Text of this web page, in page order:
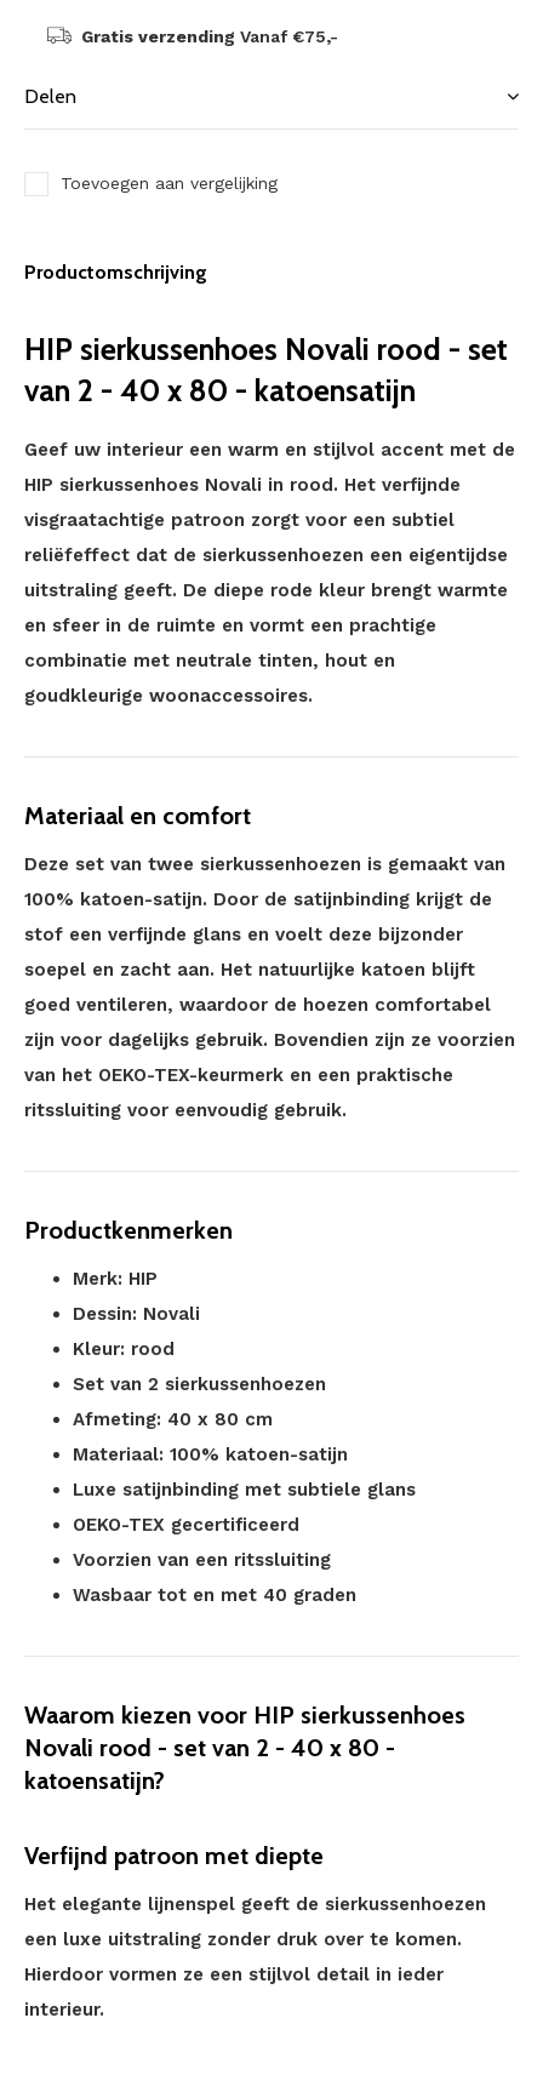
Gratis verzending Vanaf €75,-
Delen
Toevoegen aan vergelijking
Productomschrijving
HIP sierkussenhoes Novali rood - set
van 2 - 40 x 80 - katoensatijn
Geef uw interieur een warm en stijlvol accent met de
HIP sierkussenhoes Novali in rood. Het verfijnde
visgraatachtige patroon zorgt voor een subtiel
reliëfeffect dat de sierkussenhoezen een eigentijdse
uitstraling geeft. De diepe rode kleur brengt warmte
en sfeer in de ruimte en vormt een prachtige
combinatie met neutrale tinten, hout en
goudkleurige woonaccessoires.
Materiaal en comfort
Deze set van twee sierkussenhoezen is gemaakt van
100% katoen-satijn. Door de satijnbinding krijgt de
stof een verfijnde glans en voelt deze bijzonder
soepel en zacht aan. Het natuurlijke katoen blijft
goed ventileren, waardoor de hoezen comfortabel
zijn voor dagelijks gebruik. Bovendien zijn ze voorzien
van het OEKO-TEX-keurmerk en een praktische
ritssluiting voor eenvoudig gebruik.
Productkenmerken
Merk: HIP
Dessin: Novali
Kleur: rood
Set van 2 sierkussenhoezen
Afmeting: 40 x 80 cm
Materiaal: 100% katoen-satijn
Luxe satijnbinding met subtiele glans
OEKO-TEX gecertificeerd
Voorzien van een ritssluiting
Wasbaar tot en met 40 graden
Waarom kiezen voor HIP sierkussenhoes
Novali rood - set van 2 - 40 x 80 -
katoensatijn?
Verfijnd patroon met diepte
Het elegante lijnenspel geeft de sierkussenhoezen
een luxe uitstraling zonder druk over te komen.
Hierdoor vormen ze een stijlvol detail in ieder
interieur.